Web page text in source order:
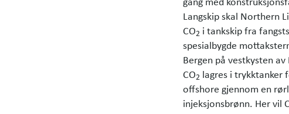
Langskip skal Northern
CO2 i tankskip fra
spesialbygde
Bergen på vestkysten
CO2 lagres i trykktanker
offshore gjennom en
injeksjonsbrønn. Her vil